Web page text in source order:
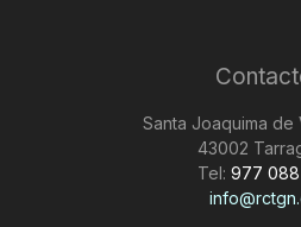
Santa Joaquima de
43002
Tel: 977